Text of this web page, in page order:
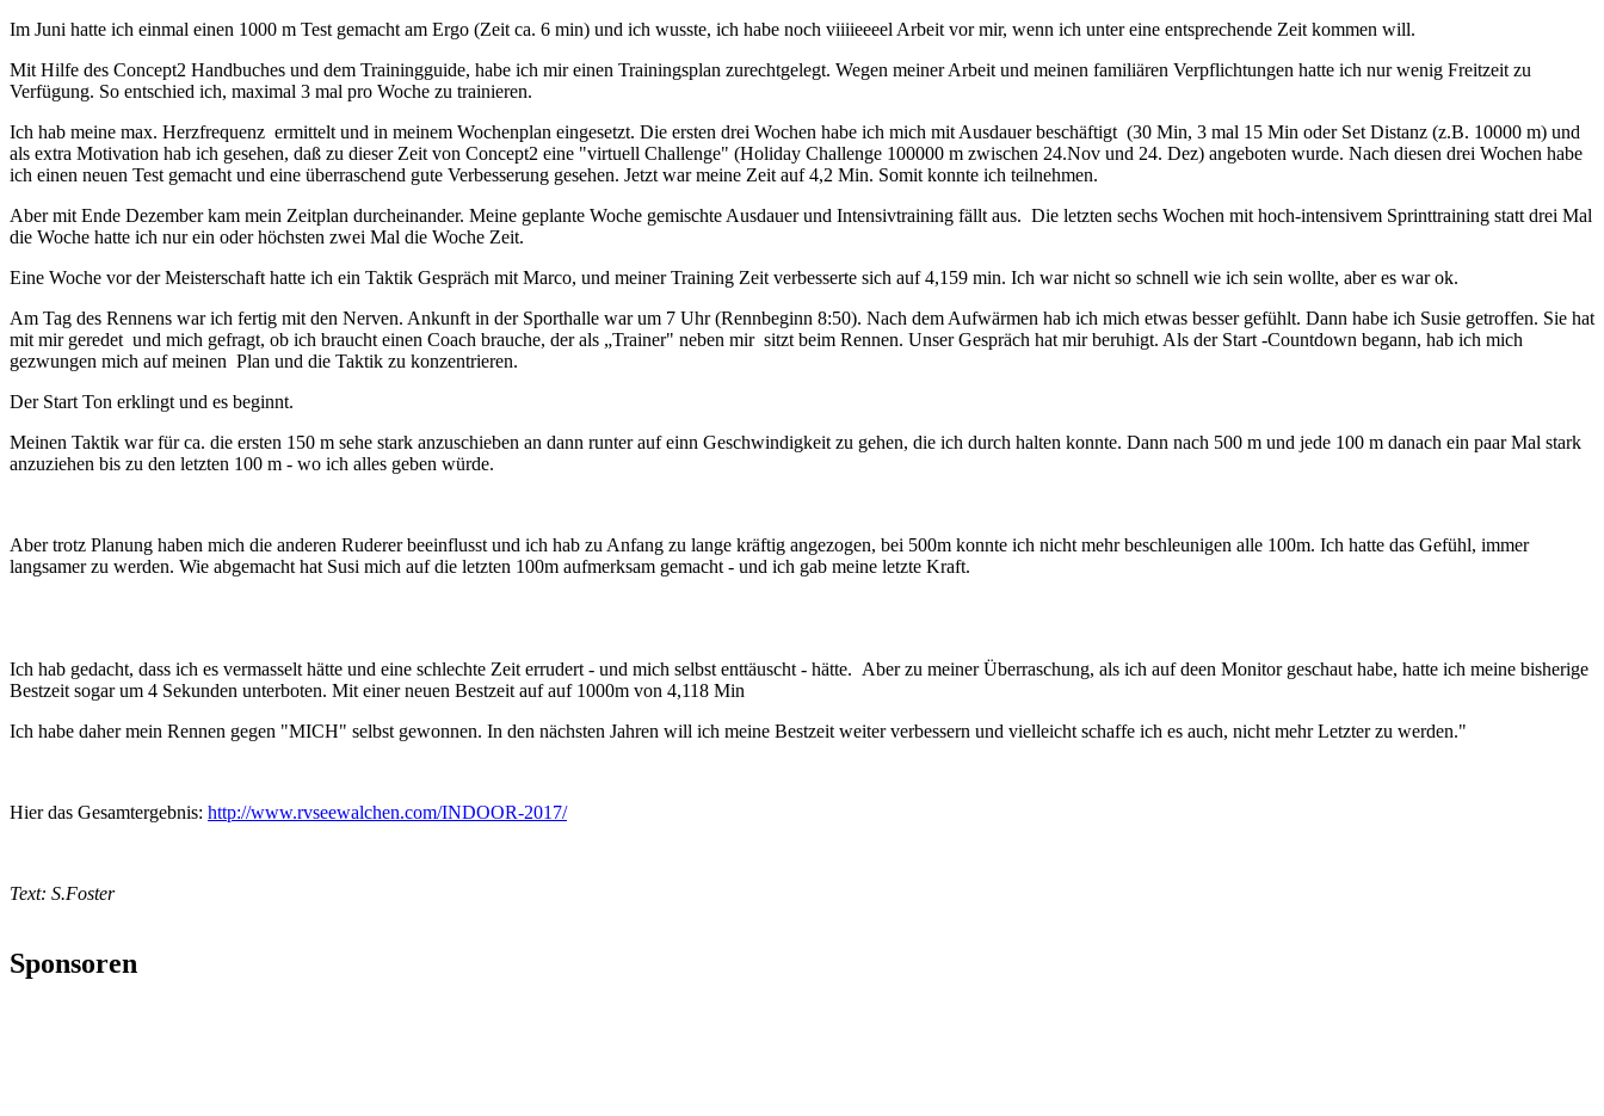
Im Juni hatte ich einmal einen 1000 m Test gemacht am Ergo (Zeit ca. 6 min) und ich wusste, ich habe noch viiiieeeel Arbeit vor mir, wenn ich unter eine entsprechende Zeit kommen will.
Mit Hilfe des Concept2 Handbuches und dem Trainingguide, habe ich mir einen Trainingsplan zurechtgelegt. Wegen meiner Arbeit und meinen familiären Verpflichtungen hatte ich nur wenig Freitzeit zu
Verfügung. So entschied ich, maximal 3 mal pro Woche zu trainieren.
Ich hab meine max. Herzfrequenz ermittelt und in meinem Wochenplan eingesetzt. Die ersten drei Wochen habe ich mich mit Ausdauer beschäftigt (30 Min, 3 mal 15 Min oder Set Distanz (z.B. 10000 m) und
als extra Motivation hab ich gesehen, daß zu dieser Zeit von Concept2 eine "virtuell Challenge" (Holiday Challenge 100000 m zwischen 24.Nov und 24. Dez) angeboten wurde. Nach diesen drei Wochen habe
ich einen neuen Test gemacht und eine überraschend gute Verbesserung gesehen. Jetzt war meine Zeit auf 4,2 Min. Somit konnte ich teilnehmen.
Aber mit Ende Dezember kam mein Zeitplan durcheinander. Meine geplante Woche gemischte Ausdauer und Intensivtraining fällt aus. Die letzten sechs Wochen mit hoch-intensivem Sprinttraining statt drei Mal
die Woche hatte ich nur ein oder höchsten zwei Mal die Woche Zeit.
Eine Woche vor der Meisterschaft hatte ich ein Taktik Gespräch mit Marco, und meiner Training Zeit verbesserte sich auf 4,159 min. Ich war nicht so schnell wie ich sein wollte, aber es war ok.
Am Tag des Rennens war ich fertig mit den Nerven. Ankunft in der Sporthalle war um 7 Uhr (Rennbeginn 8:50). Nach dem Aufwärmen hab ich mich etwas besser gefühlt. Dann habe ich Susie getroffen. Sie hat
mit mir geredet und mich gefragt, ob ich braucht einen Coach brauche, der als „Trainer" neben mir sitzt beim Rennen. Unser Gespräch hat mir beruhigt. Als der Start -Countdown begann, hab ich mich
gezwungen mich auf meinen Plan und die Taktik zu konzentrieren.
Der Start Ton erklingt und es beginnt.
Meinen Taktik war für ca. die ersten 150 m sehe stark anzuschieben an dann runter auf einn Geschwindigkeit zu gehen, die ich durch halten konnte. Dann nach 500 m und jede 100 m danach ein paar Mal stark
anzuziehen bis zu den letzten 100 m - wo ich alles geben würde.
Aber trotz Planung haben mich die anderen Ruderer beeinflusst und ich hab zu Anfang zu lange kräftig angezogen, bei 500m konnte ich nicht mehr beschleunigen alle 100m. Ich hatte das Gefühl, immer
langsamer zu werden. Wie abgemacht hat Susi mich auf die letzten 100m aufmerksam gemacht - und ich gab meine letzte Kraft.
Ich hab gedacht, dass ich es vermasselt hätte und eine schlechte Zeit errudert - und mich selbst enttäuscht - hätte. Aber zu meiner Überraschung, als ich auf deen Monitor geschaut habe, hatte ich meine bisherige
Bestzeit sogar um 4 Sekunden unterboten. Mit einer neuen Bestzeit auf auf 1000m von 4,118 Min
Ich habe daher mein Rennen gegen "MICH" selbst gewonnen. In den nächsten Jahren will ich meine Bestzeit weiter verbessern und vielleicht schaffe ich es auch, nicht mehr Letzter zu werden."
Hier das Gesamtergebnis: http://www.rvseewalchen.com/INDOOR-2017/
Text: S.Foster
Sponsoren